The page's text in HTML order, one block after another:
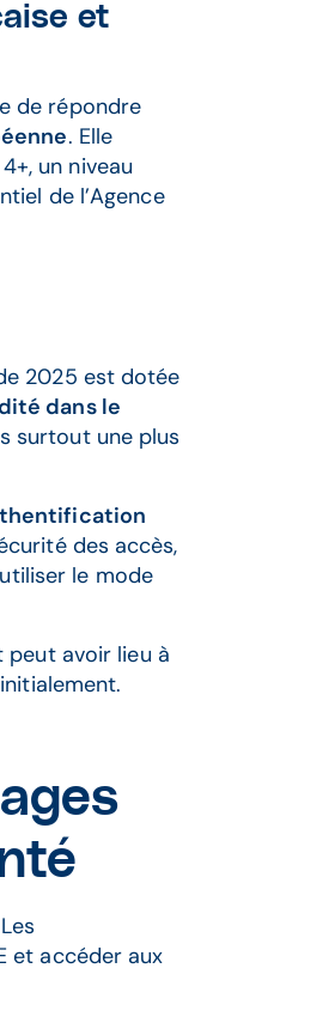
et
de répondre
. Elle
un niveau
de l’Agence
2025 est dotée
dans le
surtout une plus
des accès,
le mode
peut avoir lieu à
et accéder aux